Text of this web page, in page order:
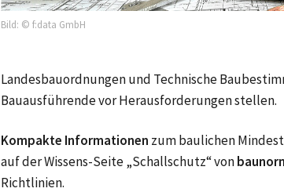
Bild: © f:data GmbH
Landesbauordnungen und Technische
Bauausführende vor Herausforderungen stellen.
Kompakte Informationen zum baulichen
auf der Wissens-Seite „Schallschutz“ von
Richtlinien.